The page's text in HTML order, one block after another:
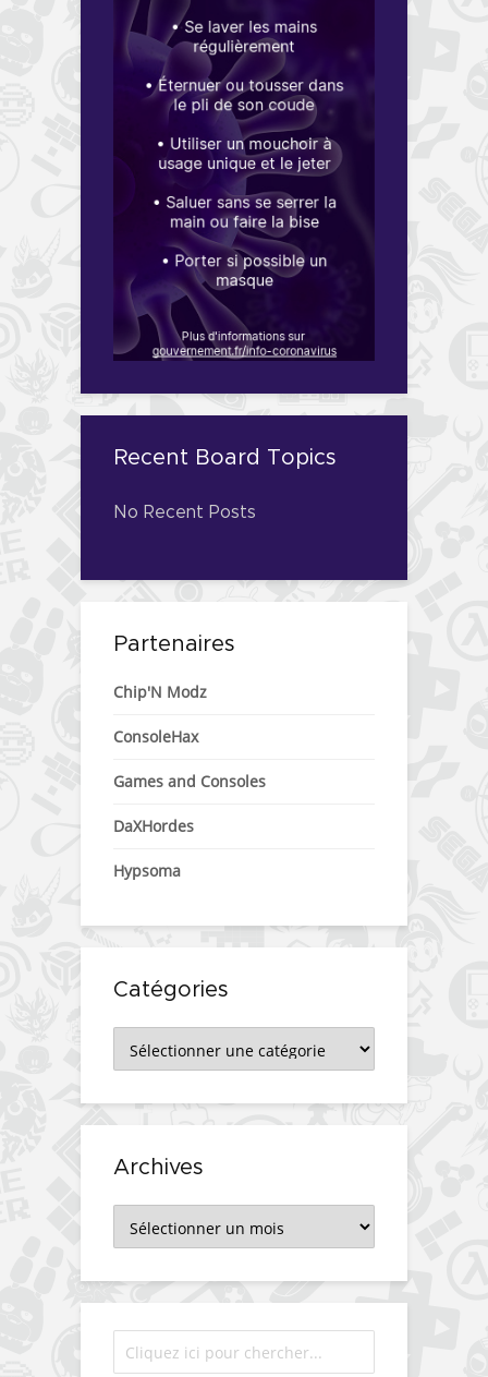
Recent Board Topics
No Recent Posts
Partenaires
Chip'N Modz
ConsoleHax
Games and Consoles
DaXHordes
Hypsoma
Catégories
Archives